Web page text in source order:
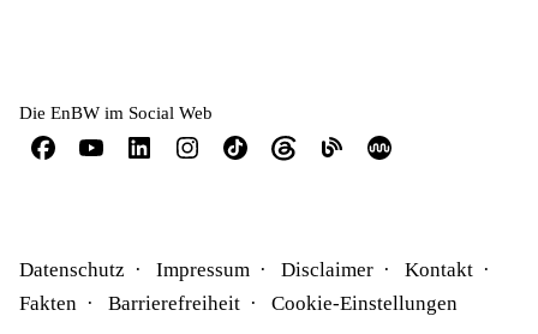
Die EnBW im Social Web
Datenschutz Impressum Disclaimer
Kontakt
Fakten
Barrierefreiheit Cookie-Einstellungen